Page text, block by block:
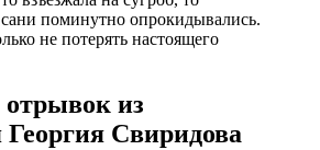
поминутно опрокидывались.
не потерять настоящего
из
Георгия Свиридова